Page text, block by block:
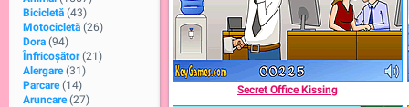
Bicicletă (43)
Motocicletă (26)
Dora (94)
Înfricoșător (21)
Alergare (31)
Parcare (14)
Aruncare (27)
Secret Office Kissing